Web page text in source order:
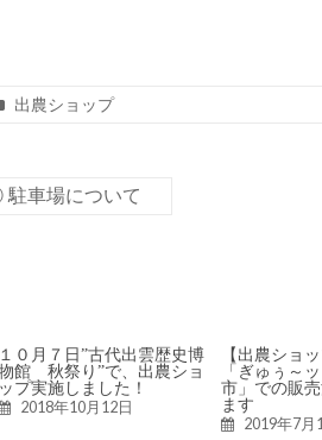
出農ショップ
車場について
１０月７日”古代出雲歴史博
館 秋祭り”で、出農ショ
ップ実施しました！
2018年10月12日
【出農ショ
「ぎゅぅ～
市」での販
ます
2019年7月